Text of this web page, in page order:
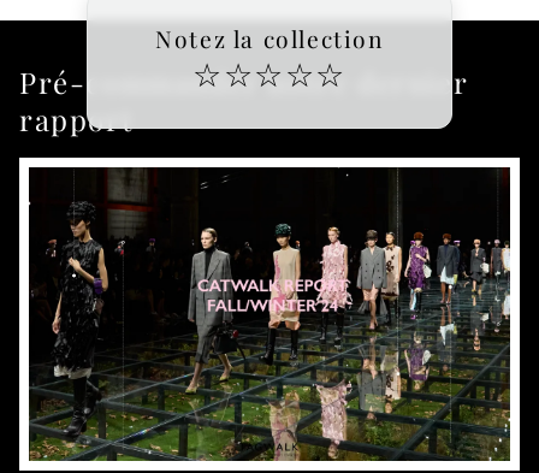
Notez la collection
☆ ☆☆ ☆☆
Pré-commander notre dernier
rapport